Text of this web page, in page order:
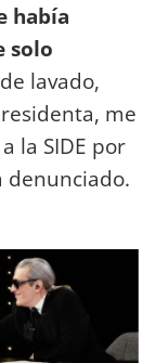
había
solo
lavado,
me
la SIDE por
denunciado.